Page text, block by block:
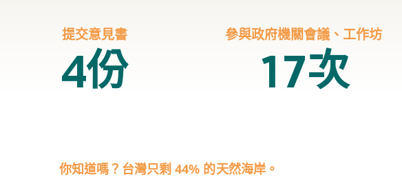
提交意見書
4份
參與政府機關會議、工作坊
17次
你知道嗎？台灣只剩 44% 的天然海岸。